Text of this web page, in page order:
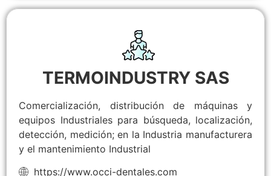
TERMOINDUSTRY SAS
Comercialización, distribución de máquinas y
equipos Industriales para búsqueda, localización,
detección, medición; en la Industria manufacturera
y el mantenimiento Industrial
https://www.occi-dentales.com